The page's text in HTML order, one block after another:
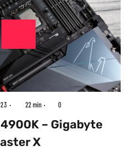
22 min 0
– Gigabyte
X